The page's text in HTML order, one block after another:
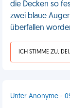
die Decken so
zwei blaue
überfallen
ICH
Unter Anonyme -